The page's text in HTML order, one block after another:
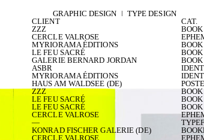
GRAPHIC DESIGN ǀ TYPE DESIGN
CLIENT CAT.
ZZZ BOOK
CERCLE VALROSE
MYRIORAMA ÉDITIONS BOOK
LE FEU SACRÉ BOOK
GALERIE BERNARD JORDAN BOOK
ASBR
MYRIORAMA ÉDITIONS
HAUS AM WALDSEE (DE)
ZZZ BOOK
LE FEU SACRÉ BOOK
LE FEU SACRÉ BOOK
CERCLE VALROSE
—
KONRAD FISCHER GALERIE (DE)
CERCLE VALROSE